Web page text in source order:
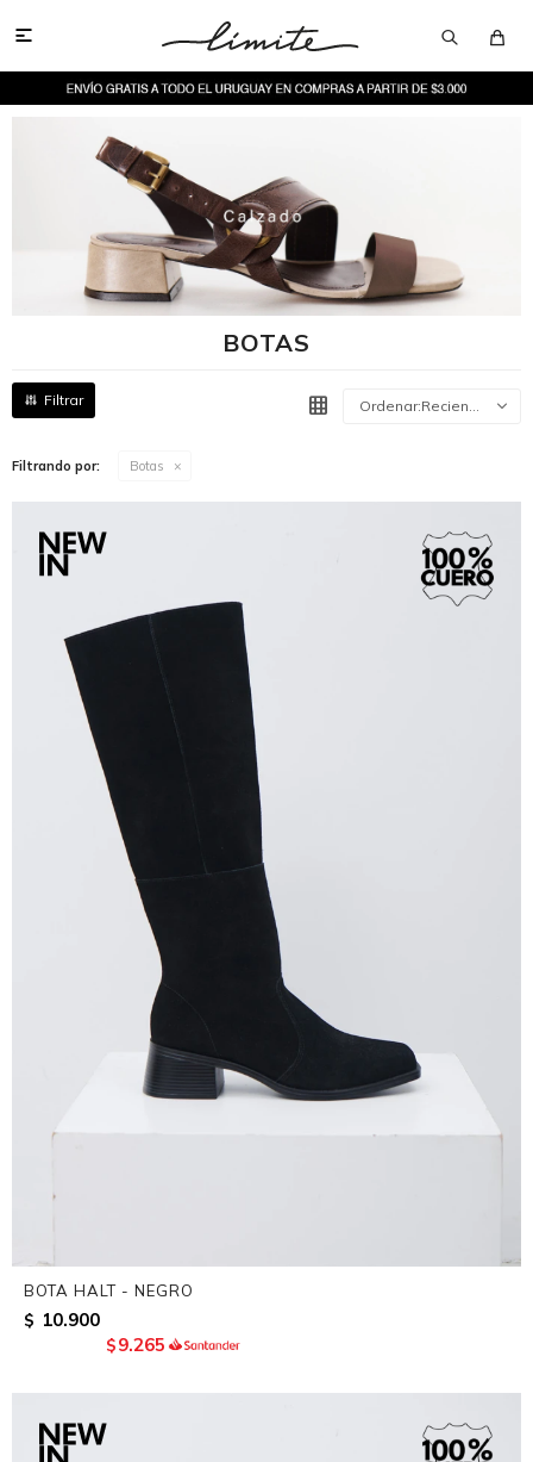

BOTAS
Recientes
Filtrando por: Botas
BOTA HALT - NEGRO
$ 10.900
$9.265